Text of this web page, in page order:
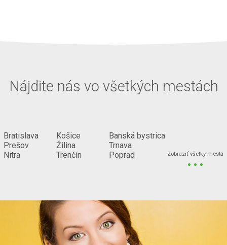
Nájdite nás vo všetkých mestách
Bratislava
Prešov
Nitra
Košice
Žilina
Trenčín
Banská bystrica
Trnava
Poprad
Zobraziť všetky mestá
...